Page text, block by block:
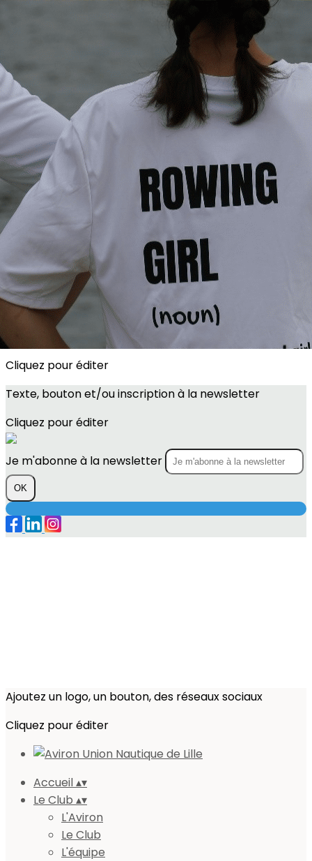
Exporter les lignes sélectionnées
Exporter toutes les colonnes
Exporter uniquement les colonnes affichées
Menu
<
>
L'Aviron
Le Club
L'équipe
Matériels, et équipements
Ecole d'aviron
Compétitions
Loisirs
Photos
?>
Images de la page d'accueil
Cliquez pour éditer
Texte, bouton et/ou inscription à la newsletter
Cliquez pour éditer
Je m'abonne à la newsletter
OK
Ajoutez un logo, un bouton, des réseaux sociaux
Cliquez pour éditer
Accueil▴▾
Le Club ▴▾
L'Aviron
Le Club
L'équipe